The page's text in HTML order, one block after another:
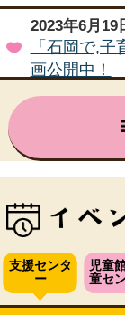
2023年6月19
「石岡で,
画公開中！
幼児教育・
2018年6月6日
授乳やおむ
ゃんの駅」
「てとて」
支援センタ
ー
児童
童セ